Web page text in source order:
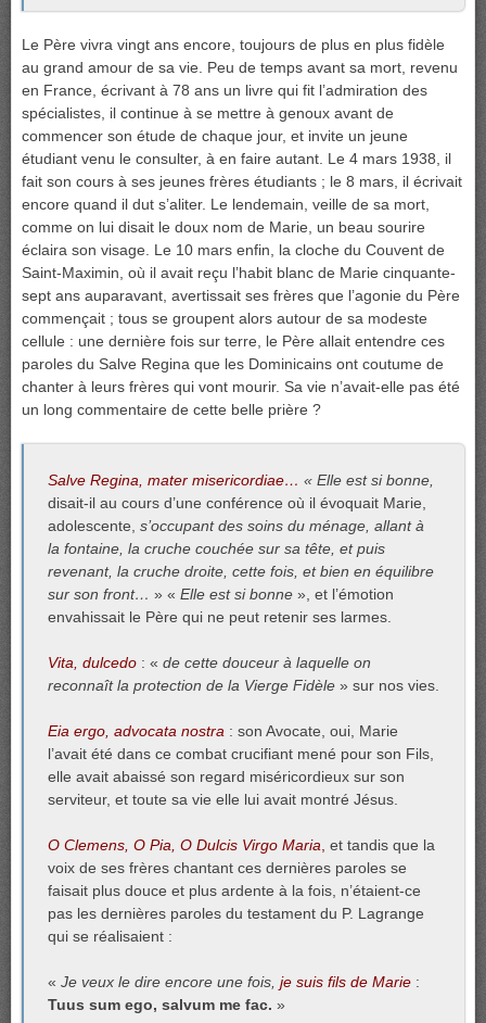
Le Père vivra vingt ans encore, toujours de plus en plus fidèle
au grand amour de sa vie. Peu de temps avant sa mort, revenu
en France, écrivant à 78 ans un livre qui fit l’admiration des
spécialistes, il continue à se mettre à genoux avant de
commencer son étude de chaque jour, et invite un jeune
étudiant venu le consulter, à en faire autant. Le 4 mars 1938, il
fait son cours à ses jeunes frères étudiants ; le 8 mars, il écrivait
encore quand il dut s’aliter. Le lendemain, veille de sa mort,
comme on lui disait le doux nom de Marie, un beau sourire
éclaira son visage. Le 10 mars enfin, la cloche du Couvent de
Saint-Maximin, où il avait reçu l’habit blanc de Marie cinquante-
sept ans auparavant, avertissait ses frères que l’agonie du Père
commençait ; tous se groupent alors autour de sa modeste
cellule : une dernière fois sur terre, le Père allait entendre ces
paroles du Salve Regina que les Dominicains ont coutume de
chanter à leurs frères qui vont mourir. Sa vie n’avait-elle pas été
un long commentaire de cette belle prière ?
Salve Regina, mater misericordiae… « Elle est si bonne,
disait-il au cours d’une conférence où il évoquait Marie,
adolescente, s’occupant des soins du ménage, allant à
la fontaine, la cruche couchée sur sa tête, et puis
revenant, la cruche droite, cette fois, et bien en équilibre
sur son front… » «Elle est si bonne», et l’émotion
envahissait le Père qui ne peut retenir ses larmes.
Vita, dulcedo : « de cette douceur à laquelle on
reconnaît la protection de la Vierge Fidèle » sur nos vies.
Eia ergo, advocata nostra : son Avocate, oui, Marie
l’avait été dans ce combat crucifiant mené pour son Fils,
elle avait abaissé son regard miséricordieux sur son
serviteur, et toute sa vie elle lui avait montré Jésus.
O Clemens, O Pia, O Dulcis Virgo Maria et tandis que la
voix de ses frères chantant ces dernières paroles se
faisait plus douce et plus ardente à la fois, n’étaient-ce
pas les dernières paroles du testament du P. Lagrange
qui se réalisaient :
«Je veux le dire encore une fois, je suis fils de Marie :
Tuus sum ego, salvum me fac. »